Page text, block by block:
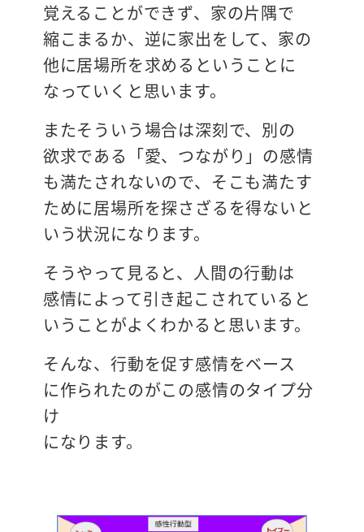
覚えることができず、家の片隅で
縮こまるか、逆に家出をして、家の
他に居場所を求めるということに
なっていくと思います。
またそういう場合は深刻で、別の
欲求である「愛、つながり」の感情
も満たされないので、そこも満たす
ために居場所を探さざるを得ないと
いう状況になります。
そうやって見ると、人間の行動は
感情によって引き起こされていると
いうことがよくわかると思います。
そんな、行動を促す感情をベース
に作られたのがこの感情のタイプ分
け
になります。